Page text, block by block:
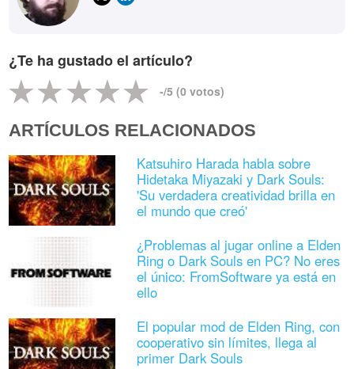
¿Te ha gustado el artículo?
-/5 (0 votos)
ARTÍCULOS RELACIONADOS
Katsuhiro Harada habla sobre
Hidetaka Miyazaki y Dark Souls:
'Su verdadera creatividad brilla en
el mundo que creó'
¿Problemas al jugar online a Elden
Ring o Dark Souls en PC? No eres
el único: FromSoftware ya está en
ello
El popular mod de Elden Ring, con
cooperativo sin límites, llega al
primer Dark Souls